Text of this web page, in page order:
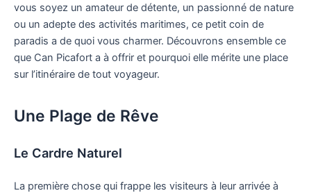
vous soyez un amateur de détente, un passionné de nature
ou un adepte des activités maritimes, ce petit coin de
paradis a de quoi vous charmer. Découvrons ensemble ce
que Can Picafort a à offrir et pourquoi elle mérite une place
sur l’itinéraire de tout voyageur.
Une Plage de Rêve
Le Cardre Naturel
La première chose qui frappe les visiteurs à leur arrivée à